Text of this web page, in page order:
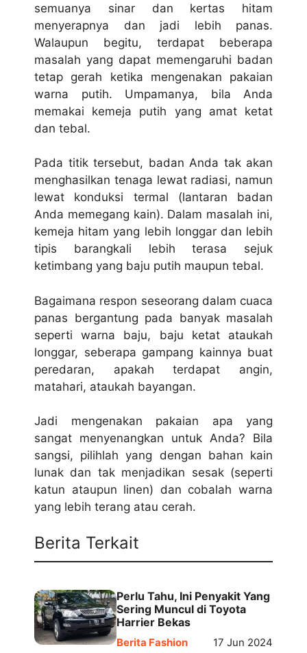
semuanya sinar dan kertas hitam
menyerapnya dan jadi lebih panas.
Walaupun begitu, terdapat beberapa
masalah yang dapat memengaruhi badan
tetap gerah ketika mengenakan pakaian
warna putih. Umpamanya, bila Anda
memakai kemeja putih yang amat ketat
dan tebal.
Pada titik tersebut, badan Anda tak akan
menghasilkan tenaga lewat radiasi, namun
lewat konduksi termal (lantaran badan
Anda memegang kain). Dalam masalah ini,
kemeja hitam yang lebih longgar dan lebih
tipis barangkali lebih terasa sejuk
ketimbang yang baju putih maupun tebal.
Bagaimana respon seseorang dalam cuaca
panas bergantung pada banyak masalah
seperti warna baju, baju ketat ataukah
longgar, seberapa gampang kainnya buat
peredaran, apakah terdapat angin,
matahari, ataukah bayangan.
Jadi mengenakan pakaian apa yang
sangat menyenangkan untuk Anda? Bila
sangsi, pilihlah yang dengan bahan kain
lunak dan tak menjadikan sesak (seperti
katun ataupun linen) dan cobalah warna
yang lebih terang atau cerah.
Berita Terkait
Perlu Tahu, Ini Penyakit Yang
Sering Muncul di Toyota
Harrier Bekas
Berita Fashion 17 Jun 2024